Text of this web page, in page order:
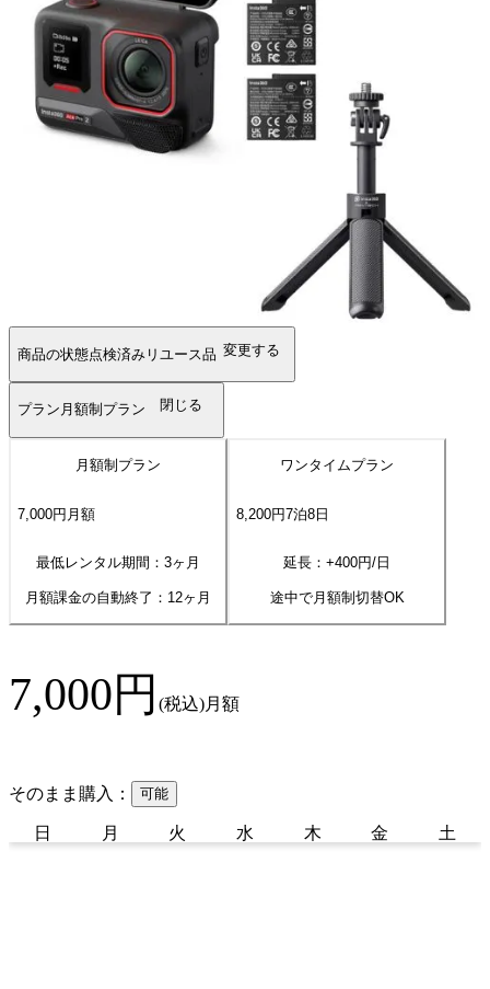
商品の状態点検済みリユース品 変更する
プラン 月額制プラン 閉じる
月額制プラン
7,000円 月額
最低レンタル期間：3ヶ月
月額課金の自動終了： 12ヶ月
ワンタイムプラン
8,200円7泊8日
延長：+400円/日
途中で月額制切替OK
7,000円 (税込)月額
そのまま購入： 可能
日 月 火 水 木 金 土